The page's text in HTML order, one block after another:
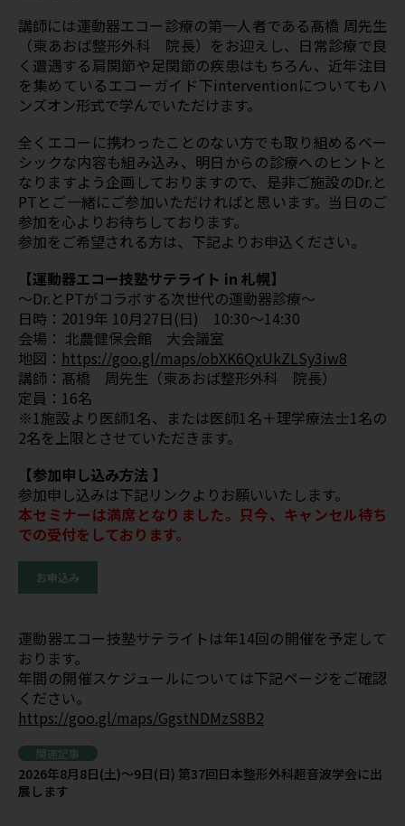
講師には運動器エコー診療の第一人者である髙橋 周先生
（東あおば整形外科 院長）をお迎えし、日常診療で良
く遭遇する肩関節や足関節の疾患はもちろん、近年注目
を集めているエコーガイド下interventionについてもハ
ンズオン形式で学んでいただけます。
全くエコーに携わったことのない方でも取り組めるベー
シックな内容も組み込み、明日からの診療へのヒントと
なりますよう企画しておりますので、是非ご施設のDr.と
PTとご一緒にご参加いただければと思います。当日のご
参加を心よりお待ちしております。
参加をご希望される方は、下記よりお申込ください。
【運動器エコー技塾サテライト in 札幌】
～Dr.とPTがコラボする次世代の運動器診療～
日時：2019年 10月27日(日) 10:30～14:30
会場： 北農健保会館 大会議室
地図： https://goo.gl/maps/obXK6QxUkZLSy3iw8
講師：髙橋 周先生（東あおば整形外科 院長）
定員：16名
※1施設より医師1名、または医師1名＋理学療法士1名の
2名を上限とさせていただきます。
【参加申し込み方法 】
参加申し込みは下記リンクよりお願いいたします。
本セミナーは満席となりました。只今、キャンセル待ち
での受付をしております。
お申込み
運動器エコー技塾サテライトは年14回の開催を予定して
おります。
年間の開催スケジュールについては下記ページをご確認
ください。
https://goo.gl/maps/GgstNDMzS8B2
関連記事
2026年8月8日(土)～9日(日) 第37回日本整形外科超音波学会に出
展します